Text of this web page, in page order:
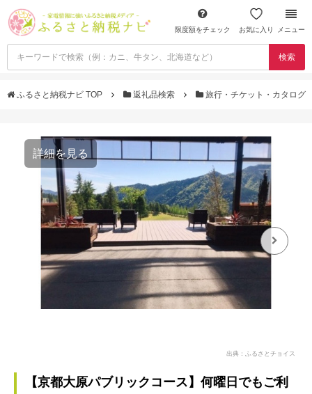
限度額をチェック お気に入り メニュー
検索
ふるさと納税ナビ TOP 返礼品検索 旅行・チケット・カタログ
詳細を見る
出典：ふるさとチョイス
【京都大原パブリックコース】何曜日でもご利